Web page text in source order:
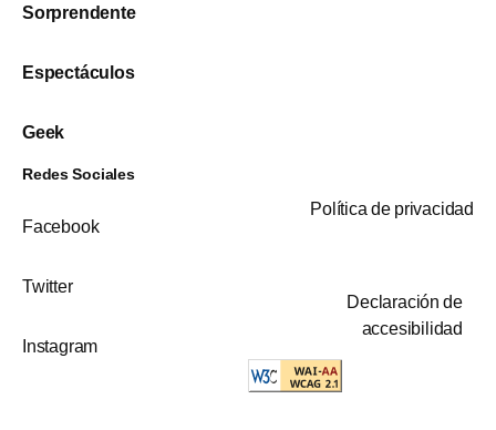
Sorprendente
Espectáculos
Geek
Redes Sociales
Facebook
Twitter
Instagram
Política de privacidad
Declaración de
accesibilidad